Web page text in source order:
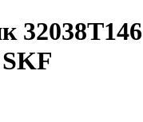
32038T146